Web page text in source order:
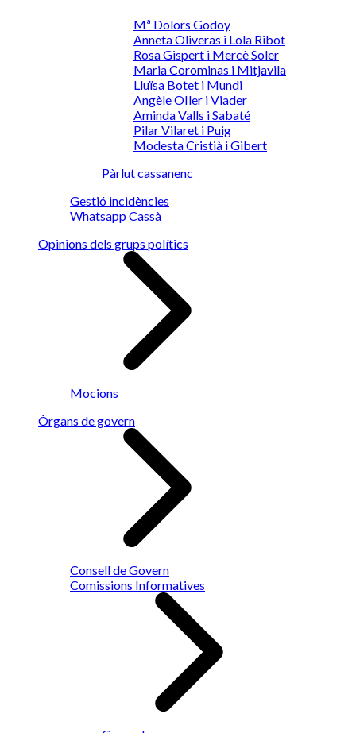
Mª Dolors Godoy
Anneta Oliveras i Lola Ribot
Rosa Gispert i Mercè Soler
Maria Corominas i Mitjavila
Lluïsa Botet i Mundi
Angèle OIler i Viader
Aminda Valls i Sabaté
Pilar Vilaret i Puig
Modesta Cristià i Gibert
Pàrlut cassanenc
Gestió incidències
Whatsapp Cassà
Opinions dels grups polítics
Mocions
Òrgans de govern
Consell de Govern
Comissions Informatives